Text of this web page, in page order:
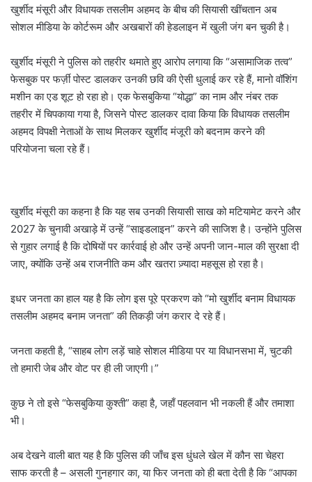
खुर्शीद मंसूरी और विधायक तसलीम अहमद के बीच की सियासी खींचतान अब
सोशल मीडिया के कोर्टरूम और अखबारों की हेडलाइन में खुली जंग बन चुकी है।
खुर्शीद मंसूरी ने पुलिस को तहरीर थमाते हुए आरोप लगाया कि “असामाजिक तत्व”
फेसबुक पर फर्ज़ी पोस्ट डालकर उनकी छवि की ऐसी धुलाई कर रहे हैं, मानो वॉशिंग
मशीन का एड शूट हो रहा हो। एक फेसबुकिया “योद्धा” का नाम और नंबर तक
तहरीर में चिपकाया गया है, जिसने पोस्ट डालकर दावा किया कि विधायक तसलीम
अहमद विपक्षी नेताओं के साथ मिलकर खुर्शीद मंजूरी को बदनाम करने की
परियोजना चला रहे हैं।
खुर्शीद मंसूरी का कहना है कि यह सब उनकी सियासी साख को मटियामेट करने और
2027 के चुनावी अखाड़े में उन्हें “साइडलाइन” करने की साजिश है। उन्होंने पुलिस
से गुहार लगाई है कि दोषियों पर कार्रवाई हो और उन्हें अपनी जान-माल की सुरक्षा दी
जाए, क्योंकि उन्हें अब राजनीति कम और खतरा ज़्यादा महसूस हो रहा है।
इधर जनता का हाल यह है कि लोग इस पूरे प्रकरण को “मो खुर्शीद बनाम विधायक
तसलीम अहमद बनाम जनता” की तिकड़ी जंग करार दे रहे हैं।
जनता कहती है, “साहब लोग लड़ें चाहे सोशल मीडिया पर या विधानसभा में, चुटकी
तो हमारी जेब और वोट पर ही ली जाएगी।”
कुछ ने तो इसे “फेसबुकिया कुश्ती” कहा है, जहाँ पहलवान भी नकली हैं और तमाशा
भी।
अब देखने वाली बात यह है कि पुलिस की जाँच इस धुंधले खेल में कौन सा चेहरा
साफ करती है – असली गुनहगार का, या फिर जनता को ही बता देती है कि “आपका